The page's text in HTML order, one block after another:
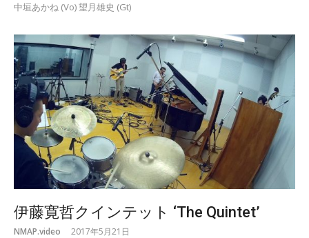
中垣あかね (Vo) 望月雄史 (Gt)
伊藤寛哲クインテット ‘The Quintet’
NMAP.video 2017年5月21日